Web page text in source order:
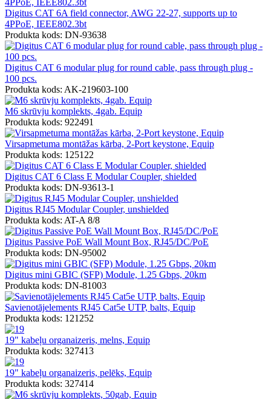
Digitus CAT 6A field connector, AWG 22-27, supports up to
4PPoE, IEEE802.3bt
Produkta kods: DN-93638
Digitus CAT 6 modular plug for round cable, pass through plug -
100 pcs.
Produkta kods: AK-219603-100
M6 skrūvju komplekts, 4gab. Equip
Produkta kods: 922491
Virsapmetuma montāžas kārba, 2-Port keystone, Equip
Produkta kods: 125122
Digitus CAT 6 Class E Modular Coupler, shielded
Produkta kods: DN-93613-1
Digitus RJ45 Modular Coupler, unshielded
Produkta kods: AT-A 8/8
Digitus Passive PoE Wall Mount Box, RJ45/DC/PoE
Produkta kods: DN-95002
Digitus mini GBIC (SFP) Module, 1.25 Gbps, 20km
Produkta kods: DN-81003
Savienotājelements RJ45 Cat5e UTP, balts, Equip
Produkta kods: 121252
19" kabeļu organaizeris, melns, Equip
Produkta kods: 327413
19" kabeļu organaizeris, pelēks, Equip
Produkta kods: 327414